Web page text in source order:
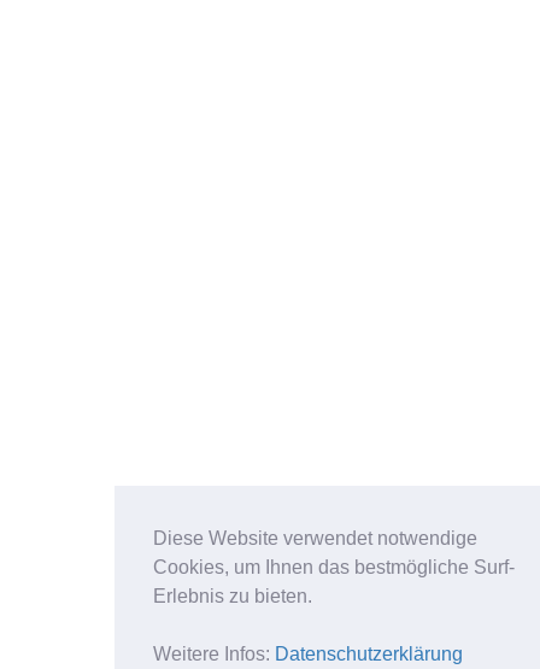
Diese Website verwendet notwendige
Cookies, um Ihnen das bestmögliche Surf-
Erlebnis zu bieten.
Weitere Infos: Datenschutzerklärung